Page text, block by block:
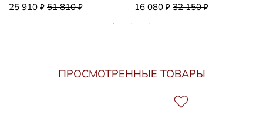
25 910 ₽ 51 810₽ 16 080 ₽ 32 150₽
ПРОСМОТРЕННЫЕ ТОВАРЫ